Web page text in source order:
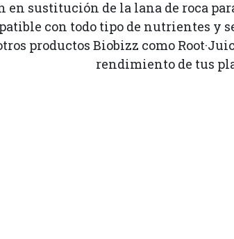
en sustitución de la lana de roca
con todo tipo de nutrientes
productos Biobizz como
rendimiento de tus